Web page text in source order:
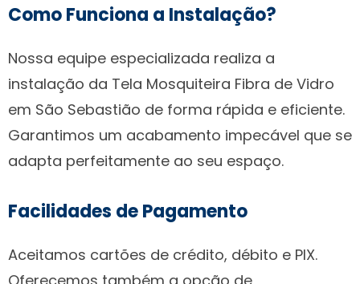
Como Funciona a Instalação?
Nossa equipe especializada realiza a
instalação da Tela Mosquiteira Fibra de Vidro
em São Sebastião de forma rápida e eficiente.
Garantimos um acabamento impecável que se
adapta perfeitamente ao seu espaço.
Facilidades de Pagamento
Aceitamos cartões de crédito, débito e PIX.